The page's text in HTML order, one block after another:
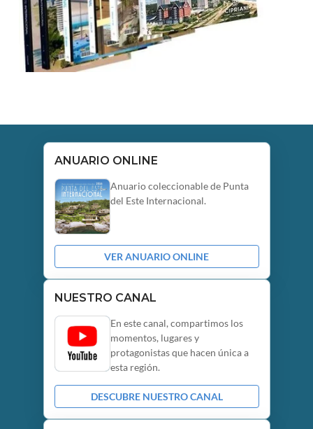
ANUARIO ONLINE
Anuario coleccionable de Punta
del Este Internacional.
VER ANUARIO ONLINE
NUESTRO CANAL
En este canal, compartimos los
momentos, lugares y
protagonistas que hacen única a
esta región.
DESCUBRE NUESTRO CANAL